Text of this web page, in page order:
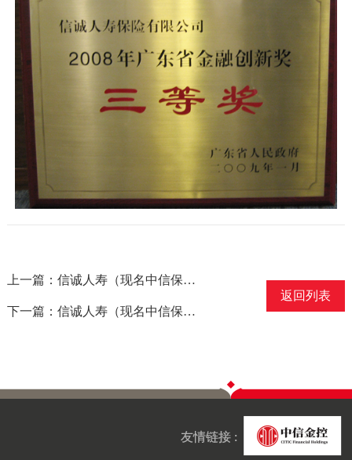
上一篇：信诚人寿（现名中信保诚人寿）[安心倚]终身医疗保险计划和银保新业务模式FSC项目双双获得“金融产品十佳奖”
下一篇：信诚人寿（现名中信保诚人寿）获得“2008年度最受信赖保险公司”大奖
返回列表
友情链接 :